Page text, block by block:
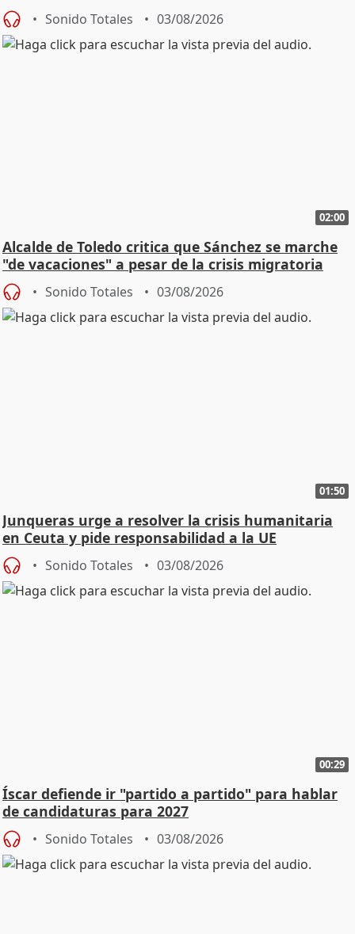
SMA
Sonido Totales 03/08/2026
02:00
Alcalde de Toledo critica que Sánchez se marche
"de vacaciones" a pesar de la crisis migratoria
Sonido Totales 03/08/2026
01:50
Junqueras urge a resolver la crisis humanitaria
en Ceuta y pide responsabilidad a la UE
Sonido Totales 03/08/2026
00:29
Íscar defiende ir "partido a partido" para hablar
de candidaturas para 2027
Sonido Totales 03/08/2026